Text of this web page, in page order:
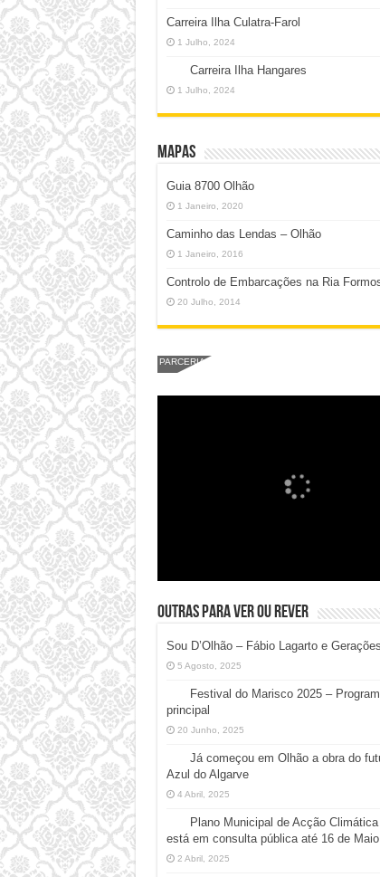
Carreira Ilha Culatra-Farol
1 Julho, 2024
Carreira Ilha Hangares
1 Julho, 2024
Mapas
Guia 8700 Olhão
1 Janeiro, 2020
Caminho das Lendas – Olhão
1 Janeiro, 2016
Controlo de Embarcações na Ria
20 Julho, 2014
PARCERIA
Outras para ver ou rever
Sou D’Olhão – Fábio Lagarto e
5 Agosto, 2025
Festival do Marisco 2025 –
principal
20 Junho, 2025
Já começou em Olhão a obra do
Azul do Algarve
4 Abril, 2025
Plano Municipal de Acção
está em consulta pública até 16 de
2 Abril, 2025